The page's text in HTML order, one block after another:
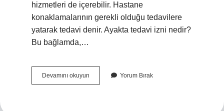
hizmetleri de içerebilir. Hastane
konaklamalarının gerekli olduğu tedavilere
yatarak tedavi denir. Ayakta tedavi izni nedir?
Bu bağlamda,…
Devamını okuyun
Ve
Yorum Bırak